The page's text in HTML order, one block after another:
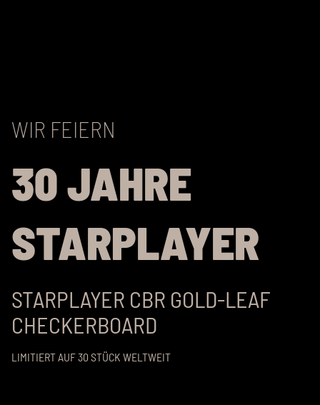
WIR FEIERN
30 JAHRE
STARPLAYER
STARPLAYER CBR GOLD-LEAF
CHECKERBOARD
LIMITIERT AUF 30 STÜCK WELTWEIT